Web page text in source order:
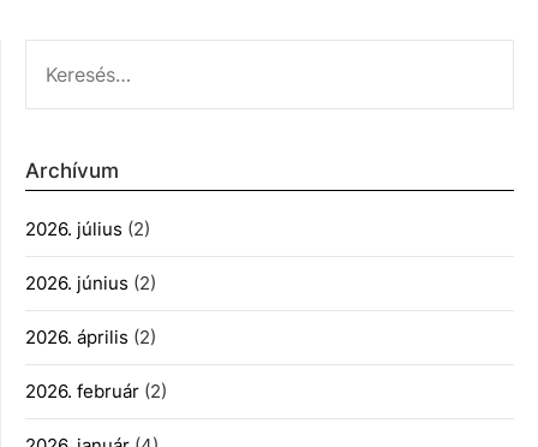
Archívum
2026. július (2)
2026. június (2)
2026. április (2)
2026. február (2)